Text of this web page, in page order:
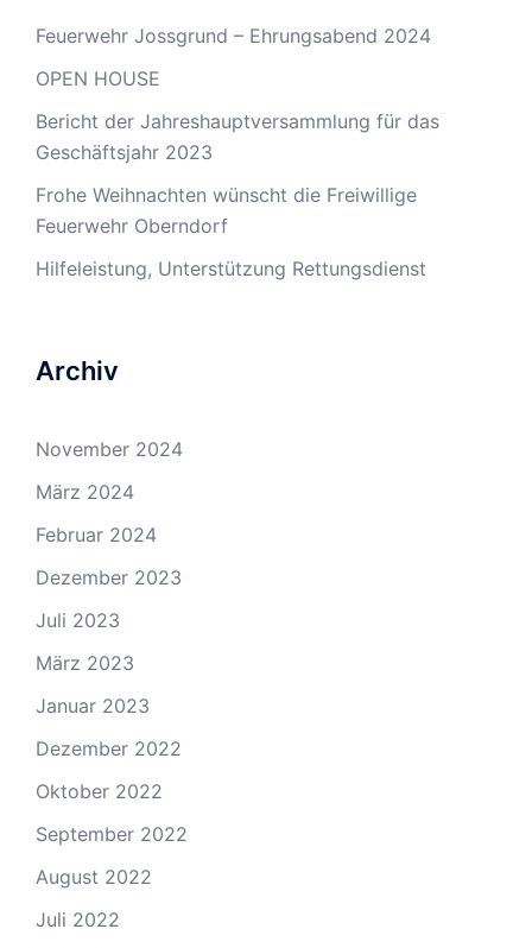
Feuerwehr Jossgrund – Ehrungsabend 2024
OPEN HOUSE
Bericht der Jahreshauptversammlung für das
Geschäftsjahr 2023
Frohe Weihnachten wünscht die Freiwillige
Feuerwehr Oberndorf
Hilfeleistung, Unterstützung Rettungsdienst
Archiv
November 2024
März 2024
Februar 2024
Dezember 2023
Juli 2023
März 2023
Januar 2023
Dezember 2022
Oktober 2022
September 2022
August 2022
Juli 2022